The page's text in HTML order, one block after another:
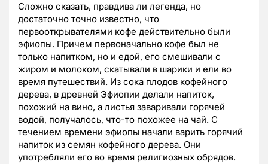
Сложно сказать, правдива ли легенда, но
достаточно точно известно, что
первооткрывателями кофе действительно были
эфиопы. Причем первоначально кофе был не
только напитком, но и едой, его смешивали с
жиром и молоком, скатывали в шарики и ели во
время путешествий. Из сока плодов кофейного
дерева, в древней Эфиопии делали напиток,
похожий на вино, а листья заваривали горячей
водой, получалось, что-то похожее на чай. C
течением времени эфиопы начали варить горячий
напиток из семян кофейного дерева. Они
употребляли его во время религиозных обрядов.